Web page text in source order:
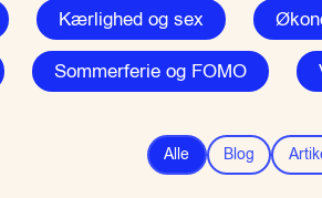
Kærlighed og sex
Sommerferie og FOMO
Alle Blog